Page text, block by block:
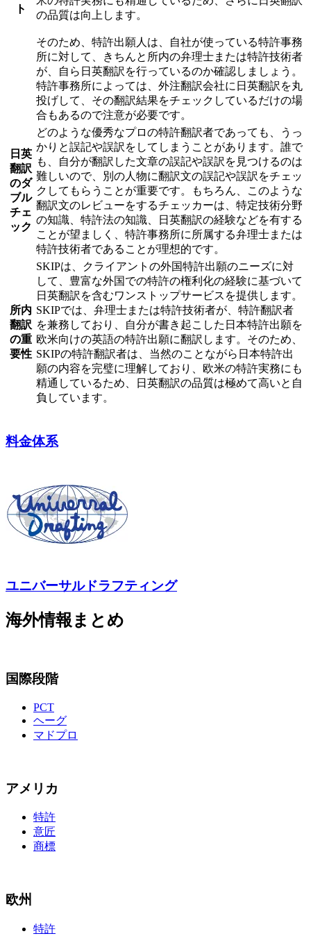
ト
の品質は向上します。
そのため、特許出願人は、自社が使っている特許事務
所に対して、きちんと所内の弁理士または特許技術者
が、自ら日英翻訳を行っているのか確認しましょう。
特許事務所によっては、外注翻訳会社に日英翻訳を丸
投げして、その翻訳結果をチェックしているだけの場
合もあるので注意が必要です。
日英
翻訳
のダ
ブル
チェ
ック
どのような優秀なプロの特許翻訳者であっても、うっ
かりと誤記や誤訳をしてしまうことがあります。誰で
も、自分が翻訳した文章の誤記や誤訳を見つけるのは
難しいので、別の人物に翻訳文の誤記や誤訳をチェッ
クしてもらうことが重要です。もちろん、このような
翻訳文のレビューをするチェッカーは、特定技術分野
の知識、特許法の知識、日英翻訳の経験などを有する
ことが望ましく、特許事務所に所属する弁理士または
特許技術者であることが理想的です。
所内
翻訳
の重
要性
SKIPは、クライアントの外国特許出願のニーズに対
して、豊富な外国での特許の権利化の経験に基づいて
日英翻訳を含むワンストップサービスを提供します。
SKIPでは、弁理士または特許技術者が、特許翻訳者
を兼務しており、自分が書き起こした日本特許出願を
欧米向けの英語の特許出願に翻訳します。そのため、
SKIPの特許翻訳者は、当然のことながら日本特許出
願の内容を完璧に理解しており、欧米の特許実務にも
精通しているため、日英翻訳の品質は極めて高いと自
負しています。
料金体系
ユニバーサルドラフティング
海外情報まとめ
国際段階
PCT
ヘーグ
マドプロ
アメリカ
特許
意匠
商標
欧州
特許